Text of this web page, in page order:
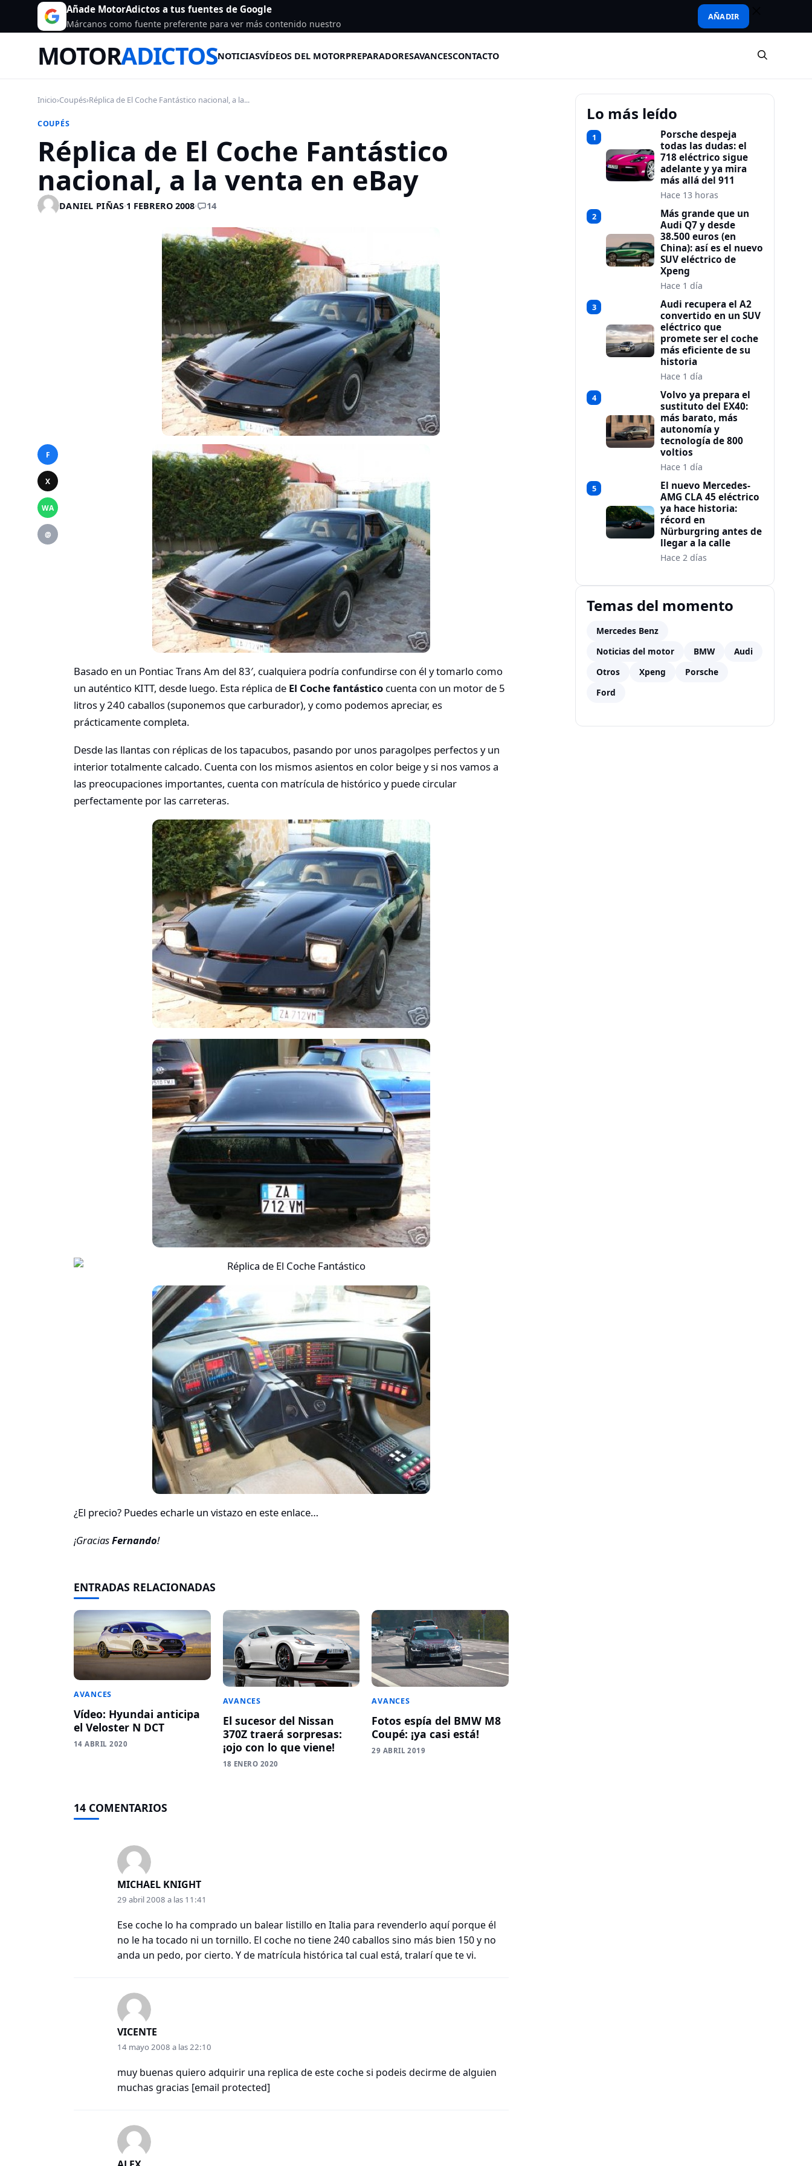
Añade MotorAdictos a tus fuentes de Google
Márcanos como fuente preferente para ver más contenido nuestro
AÑADIR
MOTORADICTOSNOTICIASVÍDEOS DEL MOTORPREPARADORESAVANCESCONTACTO
Inicio›Coupés›Réplica de El Coche Fantástico nacional, a la...
COUPÉS
Réplica de El Coche Fantástico
nacional, a la venta en eBay
DANIEL PIÑAS·1 FEBRERO 2008· 14
F
X
WA
@
Basado en un Pontiac Trans Am del 83′, cualquiera podría confundirse con él y tomarlo como
un auténtico KITT, desde luego. Esta réplica de El Coche fantástico cuenta con un motor de 5
litros y 240 caballos (suponemos que carburador), y como podemos apreciar, es
prácticamente completa.
Desde las llantas con réplicas de los tapacubos, pasando por unos paragolpes perfectos y un
interior totalmente calcado. Cuenta con los mismos asientos en color beige y si nos vamos a
las preocupaciones importantes, cuenta con matrícula de histórico y puede circular
perfectamente por las carreteras.
¿El precio? Puedes echarle un vistazo en este enlace…
¡GraciasFernando!
ENTRADAS RELACIONADAS
AVANCES
Vídeo: Hyundai anticipa
el Veloster N DCT
14 ABRIL 2020
AVANCES
El sucesor del Nissan
370Z traerá sorpresas:
¡ojo con lo que viene!
18 ENERO 2020
AVANCES
Fotos espía del BMW M8
Coupé: ¡ya casi está!
29 ABRIL 2019
14 COMENTARIOS
MICHAEL KNIGHT
29 abril 2008 a las 11:41
Ese coche lo ha comprado un balear listillo en Italia para revenderlo aquí porque él
no le ha tocado ni un tornillo. El coche no tiene 240 caballos sino más bien 150 y no
anda un pedo, por cierto. Y de matrícula histórica tal cual está, tralarí que te vi.
VICENTE
14 mayo 2008 a las 22:10
muy buenas quiero adquirir una replica de este coche si podeis decirme de alguien
muchas gracias [email protected]
Lo más leído
1
Porsche despeja
todas las dudas: el
718 eléctrico sigue
adelante y ya mira
más allá del 911
Hace 13 horas
2
Más grande que un
Audi Q7 y desde
38.500 euros (en
China): así es el nuevo
SUV eléctrico de
Xpeng
Hace 1 día
3
Audi recupera el A2
convertido en un SUV
eléctrico que
promete ser el coche
más eficiente de su
historia
Hace 1 día
4
Volvo ya prepara el
sustituto del EX40:
más barato, más
autonomía y
tecnología de 800
voltios
Hace 1 día
5
El nuevo Mercedes-
AMG CLA 45 eléctrico
ya hace historia:
récord en
Nürburgring antes de
llegar a la calle
Hace 2 días
Temas del momento
Mercedes Benz
Noticias del motor
BMW
Audi
Otros
Xpeng
Porsche
Ford